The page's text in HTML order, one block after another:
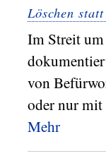
Löschen
Im Streit um
von
oder nur
Mehr